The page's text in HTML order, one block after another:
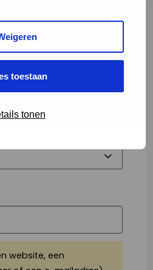
toestaan
tonen
website, een